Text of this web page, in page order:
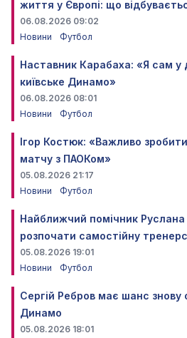
життя у Європі: що
06.08.2026 09:02
Новини
Футбол
Наставник Карабаха: «Я сам у
київське Динамо»
06.08.2026 08:01
Новини
Футбол
Ігор Костюк: «Важливо
матчу з ПАОКом»
05.08.2026 21:17
Новини
Футбол
Найближчий помічник
розпочати самостійну
05.08.2026 19:01
Новини
Футбол
Сергій Ребров має шанс знову
Динамо
05.08.2026 18:01